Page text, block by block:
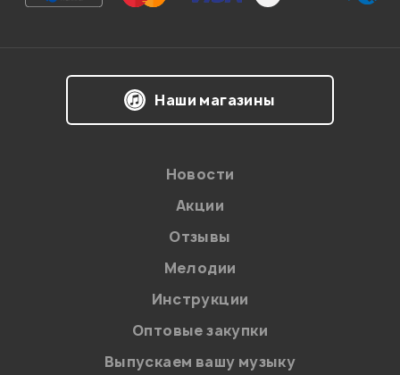
Наши магазины
Новости
Акции
Отзывы
Мелодии
Инструкции
Оптовые закупки
Выпускаем вашу музыку